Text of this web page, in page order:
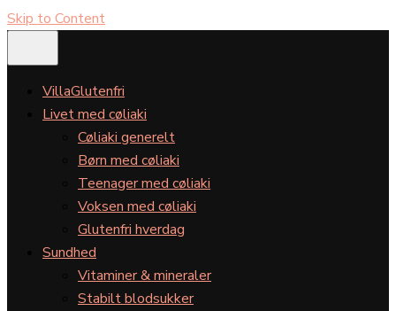
Skip to Content
VillaGlutenfri
Livet med cøliaki
Cøliaki generelt
Børn med cøliaki
Teenager med cøliaki
Voksen med cøliaki
Glutenfri hverdag
Sundhed
Vitaminer & mineraler
Stabilt blodsukker